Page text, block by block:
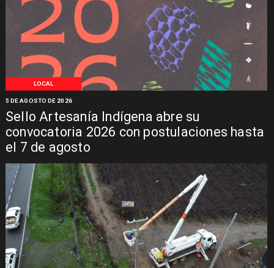
LOCAL
Sello Artesanía Indígena abre su
convocatoria 2026 con postulaciones hasta
el 7 de agosto
5 DE AGOSTO DE 2026